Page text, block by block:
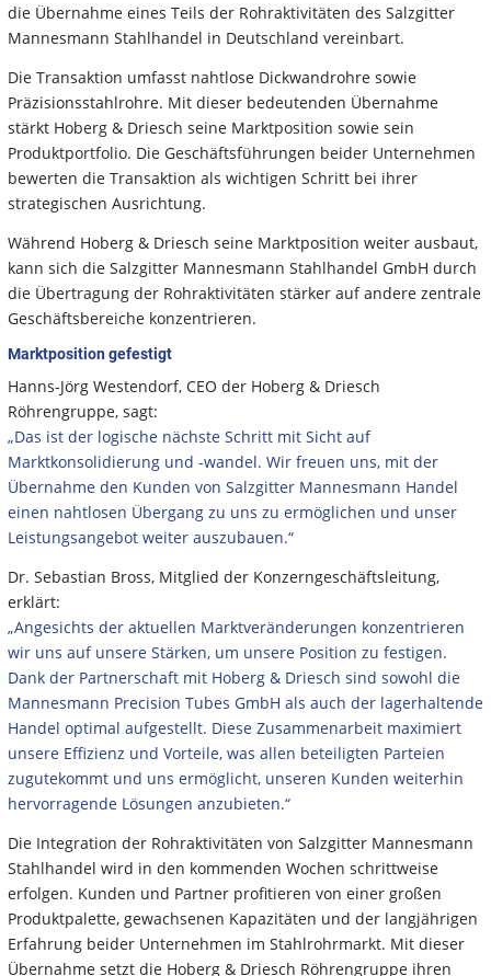
die Übernahme eines Teils der Rohraktivitäten des Salzgitter
Mannesmann Stahlhandel in Deutschland vereinbart.
Die Transaktion umfasst nahtlose Dickwandrohre sowie
Präzisionsstahlrohre. Mit dieser bedeutenden Übernahme
stärkt Hoberg & Driesch seine Marktposition sowie sein
Produktportfolio. Die Geschäftsführungen beider Unternehmen
bewerten die Transaktion als wichtigen Schritt bei ihrer
strategischen Ausrichtung.
Während Hoberg & Driesch seine Marktposition weiter ausbaut,
kann sich die Salzgitter Mannesmann Stahlhandel GmbH durch
die Übertragung der Rohraktivitäten stärker auf andere zentrale
Geschäftsbereiche konzentrieren.
Marktposition gefestigt
Hanns-Jörg Westendorf, CEO der Hoberg & Driesch
Röhrengruppe, sagt:
„Das ist der logische nächste Schritt mit Sicht auf
Marktkonsolidierung und -wandel. Wir freuen uns, mit der
Übernahme den Kunden von Salzgitter Mannesmann Handel
einen nahtlosen Übergang zu uns zu ermöglichen und unser
Leistungsangebot weiter auszubauen.“
Dr. Sebastian Bross, Mitglied der Konzerngeschäftsleitung,
erklärt:
„Angesichts der aktuellen Marktveränderungen konzentrieren
wir uns auf unsere Stärken, um unsere Position zu festigen.
Dank der Partnerschaft mit Hoberg & Driesch sind sowohl die
Mannesmann Precision Tubes GmbH als auch der lagerhaltende
Handel optimal aufgestellt. Diese Zusammenarbeit maximiert
unsere Effizienz und Vorteile, was allen beteiligten Parteien
zugutekommt und uns ermöglicht, unseren Kunden weiterhin
hervorragende Lösungen anzubieten.“
Die Integration der Rohraktivitäten von Salzgitter Mannesmann
Stahlhandel wird in den kommenden Wochen schrittweise
erfolgen. Kunden und Partner profitieren von einer großen
Produktpalette, gewachsenen Kapazitäten und der langjährigen
Erfahrung beider Unternehmen im Stahlrohrmarkt. Mit dieser
Übernahme setzt die Hoberg & Driesch Röhrengruppe ihren